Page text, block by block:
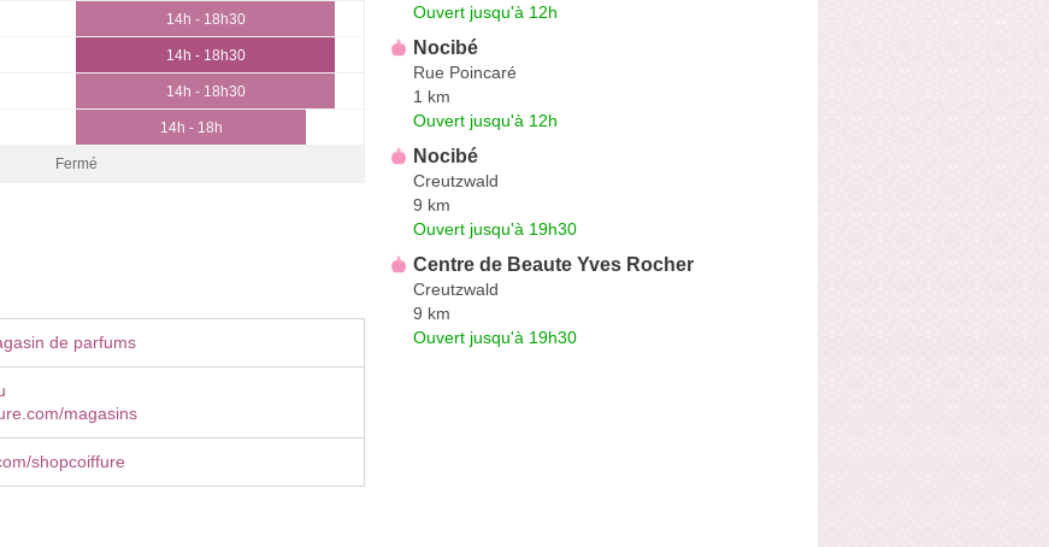
14h - 18h30
14h - 18h30
14h - 18h30
14h - 18h
Fermé
de parfums
magasins
shopcoiffure
Ouvert jusqu'à 12h
Nocibé
Rue Poincaré
1 km
Ouvert jusqu'à 12h
Nocibé
Creutzwald
9 km
Ouvert jusqu'à 19h30
Centre de Beaute Yves Rocher
Creutzwald
9 km
Ouvert jusqu'à 19h30